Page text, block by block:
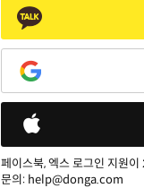
페이스북, 엑스 로그인 지원
문의: help@donga.com